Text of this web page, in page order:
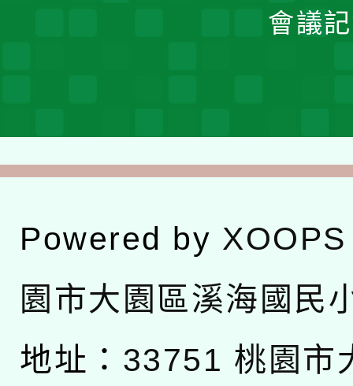
會議
Powered by XOOPS
園市大園區溪海國民
地址： 33751 桃園市